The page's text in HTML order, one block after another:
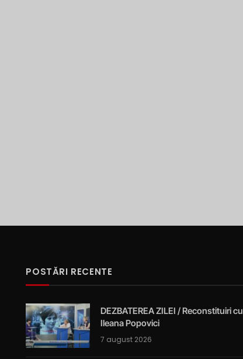
POSTĂRI RECENTE
DEZBATEREA ZILEI / Reconstituiri cu
Ileana Popovici
7 august 2026